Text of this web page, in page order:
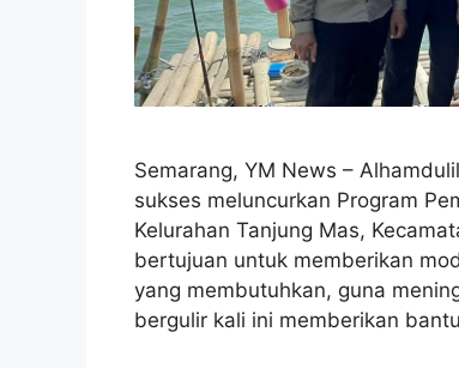
Semarang, YM News –
sukses meluncurkan Program
Kelurahan Tanjung Mas,
bertujuan untuk memberikan
yang membutuhkan, guna
bergulir kali ini memberikan